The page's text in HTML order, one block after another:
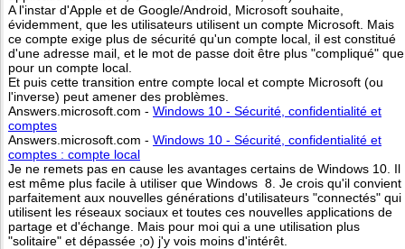
A l'instar d'Apple et de Google/Android, Microsoft souhaite,
évidemment, que les utilisateurs utilisent un compte Microsoft. Mais
ce compte exige plus de sécurité qu'un compte local, il est constitué
d'une adresse mail, et le mot de passe doit être plus "compliqué" que
pour un compte local.
Et puis cette transition entre compte local et compte Microsoft (ou
l'inverse) peut amener des problèmes.
Answers.microsoft.com - Windows 10 - Sécurité, confidentialité et
comptes
Answers.microsoft.com - Windows 10 - Sécurité, confidentialité et
comptes : compte local
Je ne remets pas en cause les avantages certains de Windows 10. Il
est même plus facile à utiliser que Windows 8. Je crois qu'il convient
parfaitement aux nouvelles générations d'utilisateurs "connectés" qui
utilisent les réseaux sociaux et toutes ces nouvelles applications de
partage et d'échange. Mais pour moi qui a une utilisation plus
"solitaire" et dépassée ;o) j'y vois moins d'intérêt.